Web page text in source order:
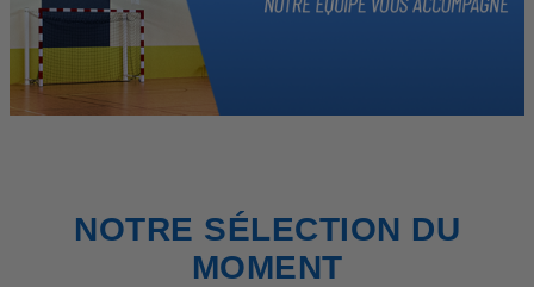
NOTRE SÉLECTION DU
MOMENT